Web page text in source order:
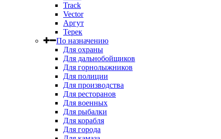
Track
Vector
Аргут
Терек
По назначению
Для охраны
Для дальнобойщиков
Для горнолыжников
Для полиции
Для производства
Для ресторанов
Для военных
Для рыбалки
Для корабля
Для города